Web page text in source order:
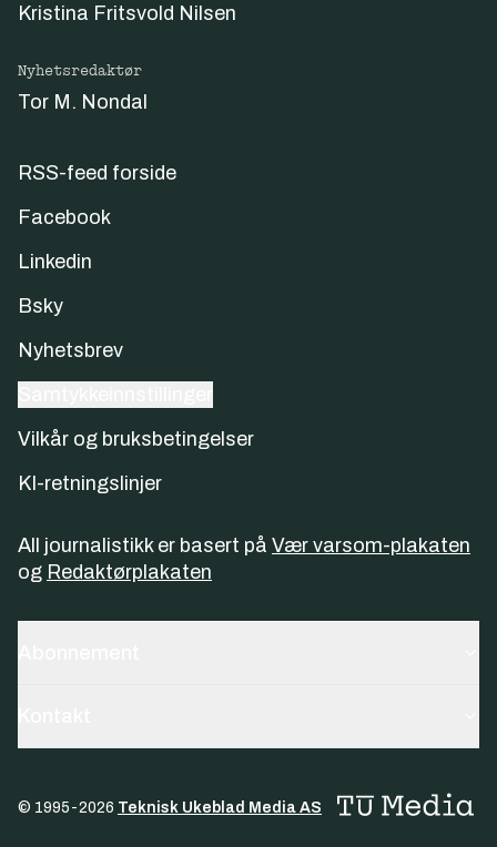
Kristina Fritsvold Nilsen
Nyhetsredaktør
Tor M. Nondal
RSS-feed forside
Facebook
Linkedin
Bsky
Nyhetsbrev
Vilkår og bruksbetingelser
KI-retningslinjer
All journalistikk er basert på Vær varsom-plakaten
og Redaktørplakaten
© 1995-2026 Teknisk Ukeblad Media AS